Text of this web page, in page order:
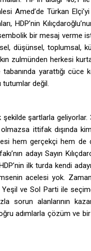
Amed’de Türkan
HDP’nin
bir mesaj verme
düşünsel, toplumsal,
zulmünden herkesi
tabanında yarattığı
tutumlar değil.
şartlarla geliyorlar.
ittifak dışında
hem gerçekçi hem de
adayı Sayın
ilk turda kendi
acelesi yok.
Yeşil ve Sol Parti ile
sorun alanlarının
adımlarla çözüm ve